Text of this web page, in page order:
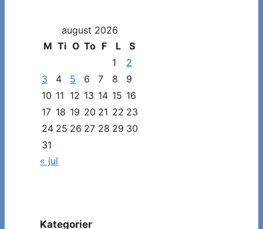
at
specifikke
indlæg
august 2026
M Ti O To F L
S
1
2
3
4 5 6 7 8
9
10 11 12 13 14 15 16
17 18 19 20 21 22 23
24 25 26 27 28 29 30
31
« jul
Kategorier